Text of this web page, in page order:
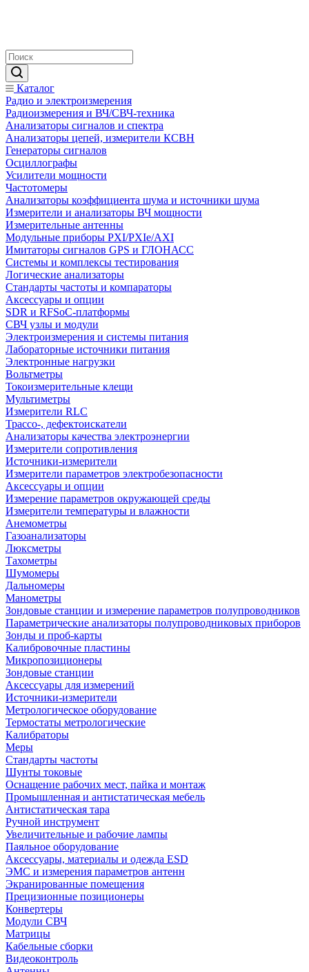
Каталог
Радио и электроизмерения
Радиоизмерения и ВЧ/СВЧ-техника
Анализаторы сигналов и спектра
Анализаторы цепей, измерители КСВН
Генераторы сигналов
Осциллографы
Усилители мощности
Частотомеры
Анализаторы коэффициента шума и источники шума
Измерители и анализаторы ВЧ мощности
Измерительные антенны
Модульные приборы PXI/PXIe/AXI
Имитаторы сигналов GPS и ГЛОНАСС
Системы и комплексы тестирования
Логические анализаторы
Стандарты частоты и компараторы
Аксессуары и опции
SDR и RFSoC‑платформы
СВЧ узлы и модули
Электроизмерения и системы питания
Лабораторные источники питания
Электронные нагрузки
Вольтметры
Токоизмерительные клещи
Мультиметры
Измерители RLC
Трассо-, дефектоискатели
Анализаторы качества электроэнергии
Измерители сопротивления
Источники-измерители
Измерители параметров электробезопасности
Аксессуары и опции
Измерение параметров окружающей среды
Измерители температуры и влажности
Анемометры
Газоанализаторы
Люксметры
Тахометры
Шумомеры
Дальномеры
Манометры
Зондовые станции и измерение параметров полупроводников
Параметрические анализаторы полупроводниковых приборов
Зонды и проб-карты
Калибровочные пластины
Микропозиционеры
Зондовые станции
Аксессуары для измерений
Источники-измерители
Метрологическое оборудование
Термостаты метрологические
Калибраторы
Меры
Стандарты частоты
Шунты токовые
Оснащение рабочих мест, пайка и монтаж
Промышленная и антистатическая мебель
Антистатическая тара
Ручной инструмент
Увеличительные и рабочие лампы
Паяльное оборудование
Аксессуары, материалы и одежда ESD
ЭМС и измерения параметров антенн
Экранированные помещения
Прецизионные позиционеры
Конвертеры
Модули СВЧ
Матрицы
Кабельные сборки
Видеоконтроль